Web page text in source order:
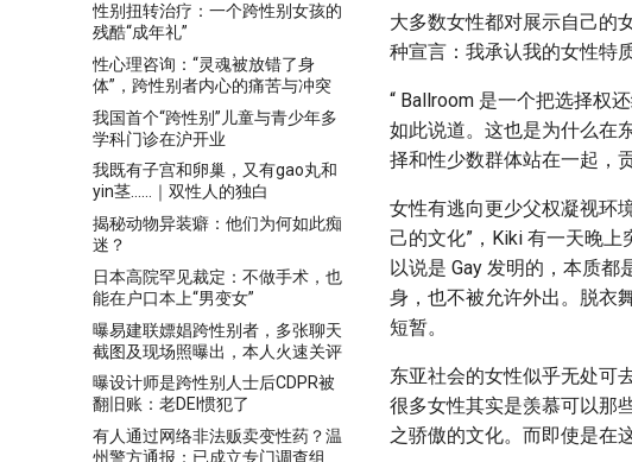
性别扭转治疗：一个跨性别女孩的
残酷“成年礼”
性心理咨询：“灵魂被放错了身
体”，跨性别者内心的痛苦与冲突
我国首个“跨性别”儿童与青少年多
学科门诊在沪开业
我既有子宫和卵巢，又有gao丸和
yin茎……｜双性人的独白
揭秘动物异装癖：他们为何如此痴
迷？
日本高院罕见裁定：不做手术，也
能在户口本上“男变女”
曝易建联嫖娼跨性别者，多张聊天
截图及现场照曝出，本人火速关评
曝设计师是跨性别人士后CDPR被
翻旧账：老DEI惯犯了
有人通过网络非法贩卖变性药？温
州警方通报：已成立专门调查组
大多数女性都对展示自己的
种宣言：我承认我的女性特
“ Ballroom 是一个把选择权
如此说道。这也是为什么在
择和性少数群体站在一起，
女性有逃向更少父权凝视环
己的文化”，Kiki 有一天晚
以说是 Gay 发明的，本质
身，也不被允许外出。脱衣
短暂。
东亚社会的女性似乎无处可
很多女性其实是羡慕可以那
之骄傲的文化。而即使是在